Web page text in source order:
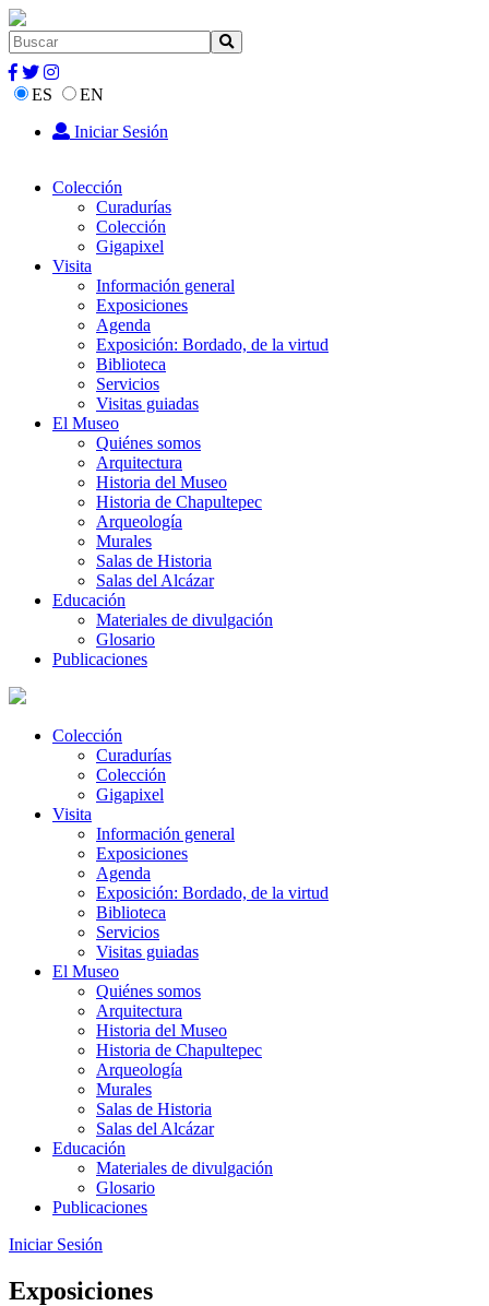
ES
EN
Iniciar Sesión
Colección
Curadurías
Colección
Gigapixel
Visita
Información general
Exposiciones
Agenda
Exposición: Bordado, de la virtud
Biblioteca
Servicios
Visitas guiadas
El Museo
Quiénes somos
Arquitectura
Historia del Museo
Historia de Chapultepec
Arqueología
Murales
Salas de Historia
Salas del Alcázar
Educación
Materiales de divulgación
Glosario
Publicaciones
Colección
Curadurías
Colección
Gigapixel
Visita
Información general
Exposiciones
Agenda
Exposición: Bordado, de la virtud
Biblioteca
Servicios
Visitas guiadas
El Museo
Quiénes somos
Arquitectura
Historia del Museo
Historia de Chapultepec
Arqueología
Murales
Salas de Historia
Salas del Alcázar
Educación
Materiales de divulgación
Glosario
Publicaciones
Iniciar Sesión
Exposiciones